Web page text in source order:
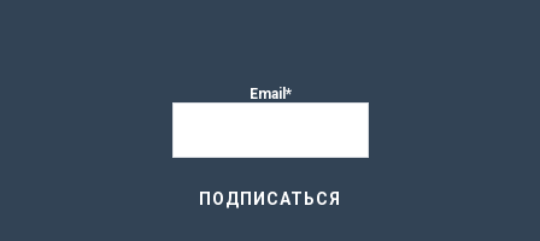
Email*